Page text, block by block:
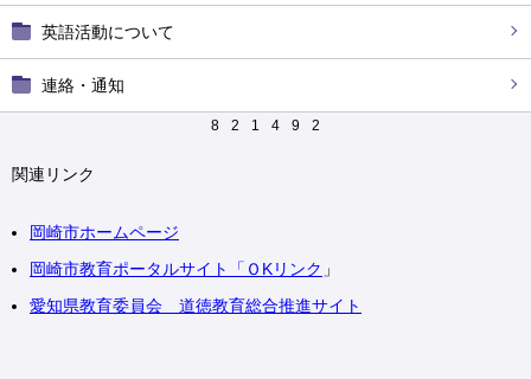
英語活動について
連絡・通知
8 2 1 4 9 2
関連リンク
岡崎市ホームページ
岡崎市教育ポータルサイト「ＯKリンク 」
愛知県教育委員会 道徳教育総合推進サイト